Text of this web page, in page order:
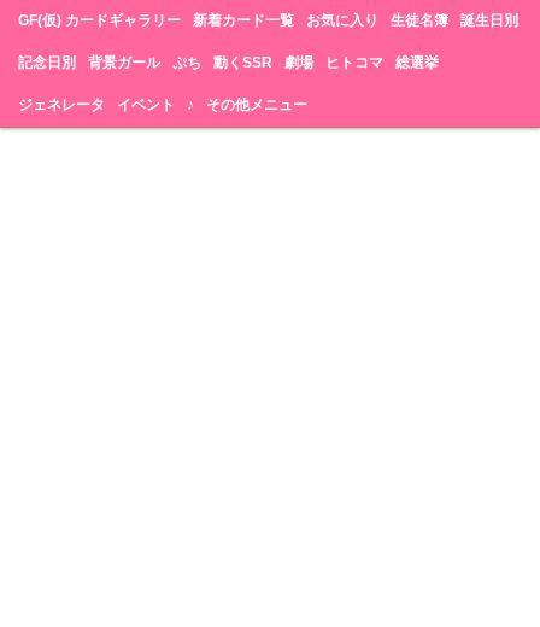
GF(仮) カードギャラリー 新着カード一覧 お気に入り 生徒名簿 誕生日別
記念日別 背景ガール ぷち 動くSSR 劇場 ヒトコマ 総選挙
ジェネレータ イベント ♪ その他メニュー